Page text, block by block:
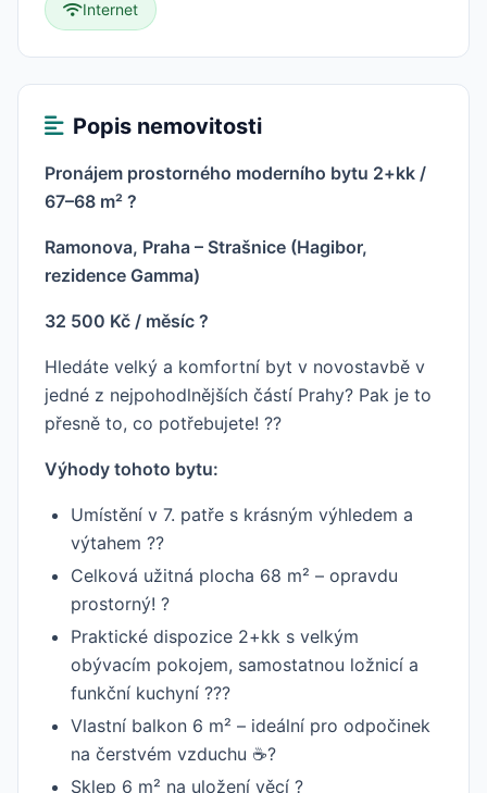
Internet
Popis nemovitosti
Pronájem prostorného moderního bytu 2+kk /
67–68 m² ?
Ramonova, Praha – Strašnice (Hagibor,
rezidence Gamma)
32 500 Kč / měsíc ?
Hledáte velký a komfortní byt v novostavbě v
jedné z nejpohodlnějších částí Prahy? Pak je to
přesně to, co potřebujete! ?️?
Výhody tohoto bytu:
Umístění v 7. patře s krásným výhledem a
výtahem ??
Celková užitná plocha 68 m² – opravdu
prostorný! ?
Praktické dispozice 2+kk s velkým
obývacím pokojem, samostatnou ložnicí a
funkční kuchyní ??️?️
Vlastní balkon 6 m² – ideální pro odpočinek
na čerstvém vzduchu ☕?️
Sklep 6 m² na uložení věcí ?